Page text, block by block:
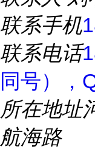
联系手机
联系电话
同号），
所在地址
航海路